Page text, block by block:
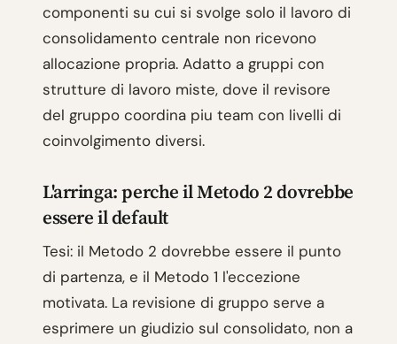
componenti su cui si svolge solo il lavoro di
consolidamento centrale non ricevono
allocazione propria. Adatto a gruppi con
strutture di lavoro miste, dove il revisore
del gruppo coordina piu team con livelli di
coinvolgimento diversi.
L'arringa: perche il Metodo 2 dovrebbe
essere il default
Tesi: il Metodo 2 dovrebbe essere il punto
di partenza, e il Metodo 1 l'eccezione
motivata. La revisione di gruppo serve a
esprimere un giudizio sul consolidato, non a